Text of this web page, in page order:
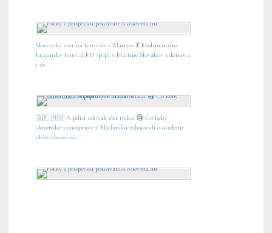
Slovenský svet na festivale v Martine 💃 Medzinárodný
krajanský festival MS spojil v Martine Slovákov z domova
i zo...
🇸🇰 🇭🇺 A pilisi szlovák élet titkai 🗿 Čo keby
slovenské samosprávy v Maďarsku zabojovali o osadenie
alebo obnovenie...